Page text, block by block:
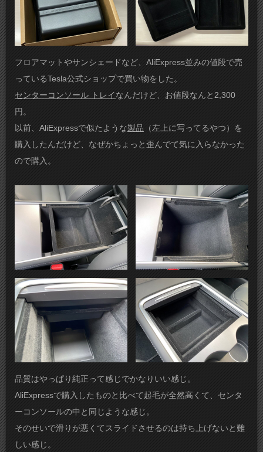
フロアマットやサンシェードなど、AliExpress並みの値段で売
っているTesla公式ショップで買い物をした。
センターコンソール トレイなんだけど、お値段なんと2,300
円。
以前、AliExpressで似たような製品 （左上に写ってるやつ）を
購入したんだけど、なぜかちょっと歪んでて気に入らなかった
ので購入。
品質はやっぱり純正って感じでかなりいい感じ。
AliExpressで購入したものと比べて起毛が全然高くて、センタ
ーコンソールの中と同じような感じ。
そのせいで滑りが悪くてスライドさせるのは持ち上げないと難
しい感じ。